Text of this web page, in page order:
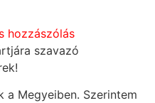
hozzászólás
szavazó
Megyeiben. Szerintem